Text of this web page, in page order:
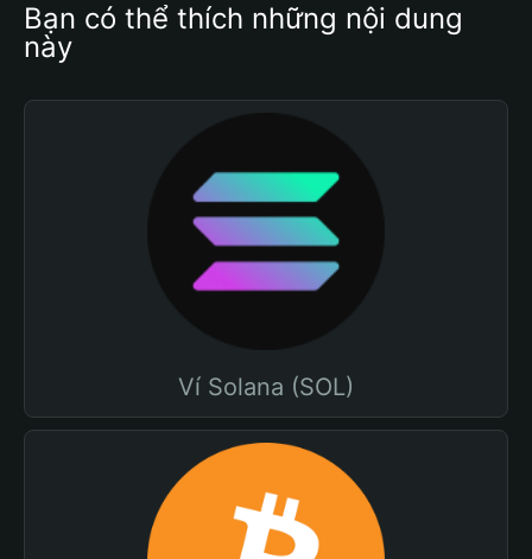
Bạn có thể thích những nội dung
này
Ví Solana (SOL)